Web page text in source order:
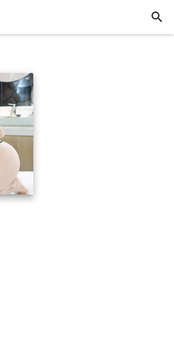
search
insert_photo